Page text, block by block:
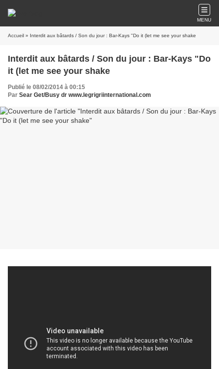
MENU
Accueil » Interdit aux bâtards / Son du jour : Bar-Kays "Do it (let me see your shake
Interdit aux bâtards / Son du jour : Bar-Kays "Do
it (let me see your shake
Publié le 08/02/2014 à 00:15
Par Sear Get/Busy dr www.legrigriinternational.com